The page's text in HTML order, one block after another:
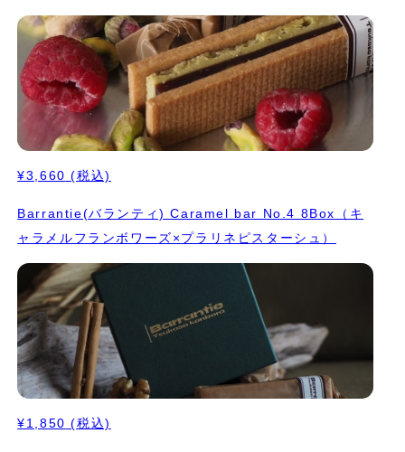
¥3,660 (税込)
Barrantie(バランティ) Caramel bar No.4 8Box（キ
ャラメルフランボワーズ×プラリネピスターシュ）
¥1,850 (税込)